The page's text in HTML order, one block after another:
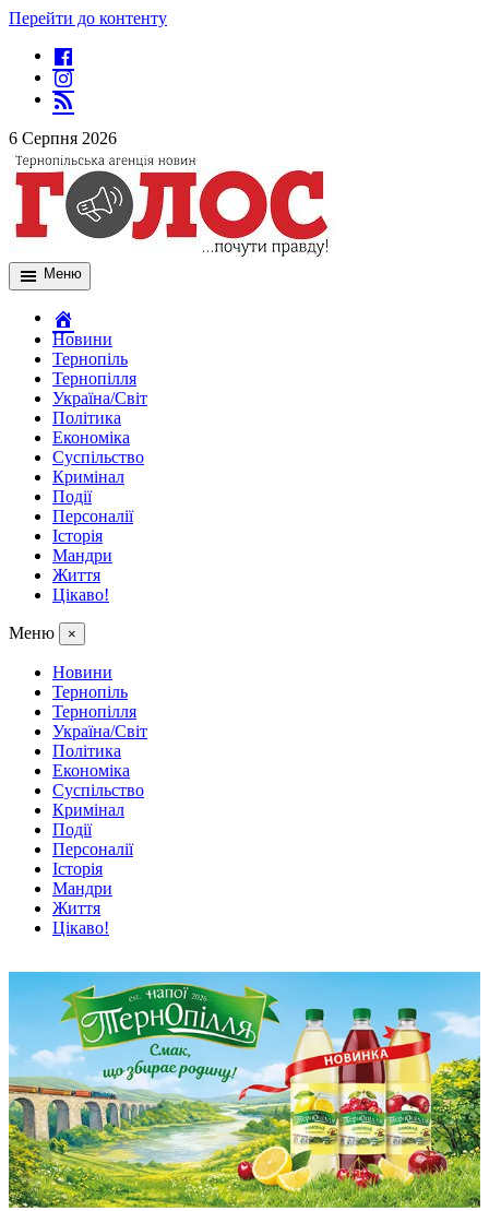
Перейти до контенту
6 Серпня 2026
Меню
Новини
Тернопіль
Тернопілля
Україна/Світ
Політика
Економіка
Суспільство
Кримінал
Події
Персоналії
Історія
Мандри
Життя
Цікаво!
Меню ×
Новини
Тернопіль
Тернопілля
Україна/Світ
Політика
Економіка
Суспільство
Кримінал
Події
Персоналії
Історія
Мандри
Життя
Цікаво!